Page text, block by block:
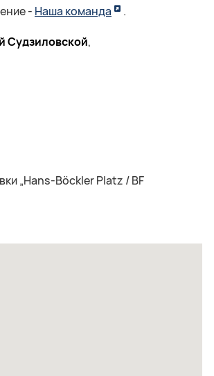
- Наша команда .
Судзиловской,
„Hans-Böckler Platz / BF